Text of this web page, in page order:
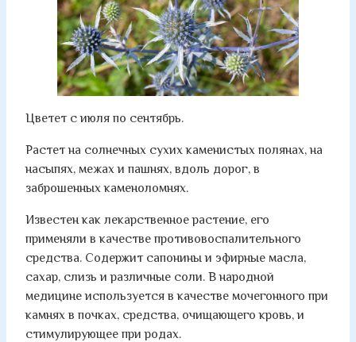
Цветет с июля по сентябрь.
Растет на солнечных сухих каменистых полянах, на
насыпях, межах и пашнях, вдоль дорог, в
заброшенных каменоломнях.
Известен как лекарственное растение, его
применяли в качестве противовоспалительного
средства. Содержит сапонины и эфирные масла,
сахар, слизь и различные соли. В народной
медицине используется в качестве мочегонного при
камнях в почках, средства, очищающего кровь, и
стимулирующее при родах.